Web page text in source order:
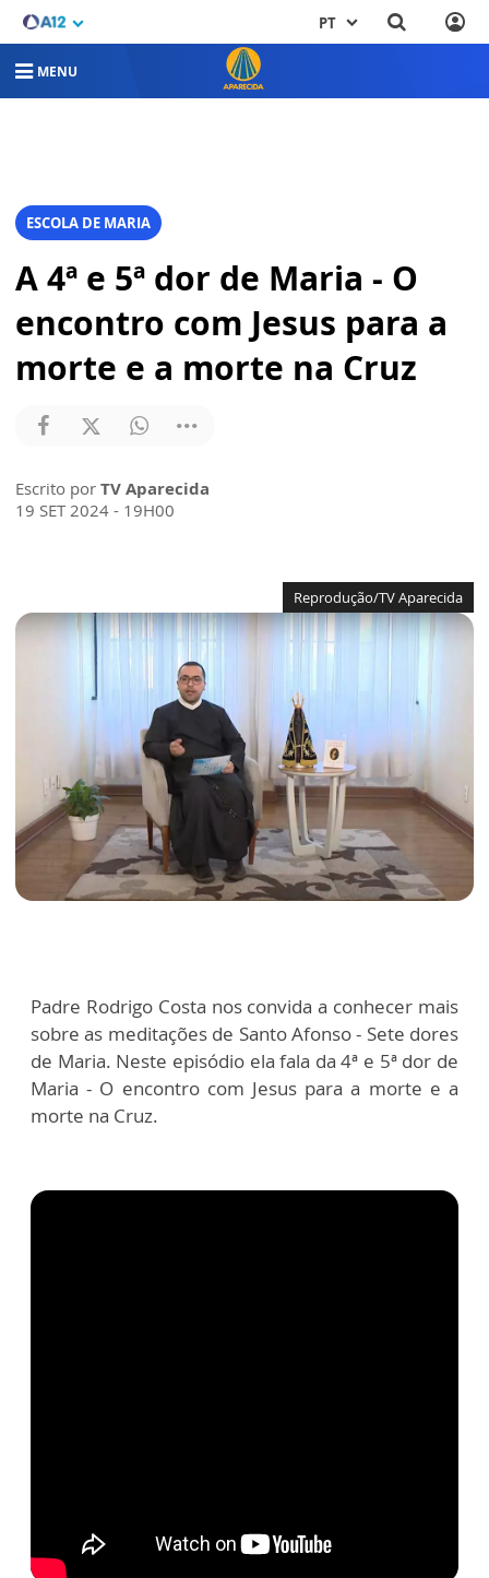
PT
MENU
ESCOLA DE MARIA
A 4ª e 5ª dor de Maria - O
encontro com Jesus para a
morte e a morte na Cruz
Escrito por TV Aparecida
19 SET 2024 - 19H00
Reprodução/TV Aparecida
Padre Rodrigo Costa nos convida a conhecer mais
sobre as meditações de Santo Afonso - Sete dores
de Maria. Neste episódio ela fala da 4ª e 5ª dor de
Maria - O encontro com Jesus para a morte e a
morte na Cruz.